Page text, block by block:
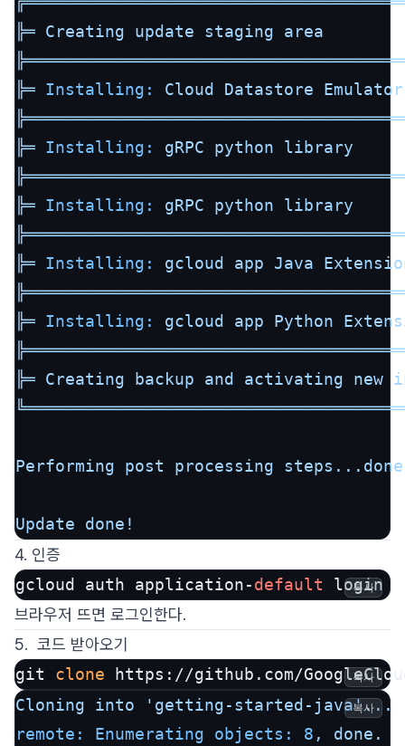
╠═ Creating update staging
area
╠═ Installing: Cloud Datastore
Emulator
╠═ Installing: gRPC python
library
╠═ Installing: gRPC python
library
╠═ Installing: gcloud app Java
╠═ Installing: gcloud app Python
╠═ Creating backup and activating new
Performing post processing
Update done!
4. 인증
gcloud auth application-default login
복사
브라우저 뜨면 로그인한다.
5. 코드 받아오기
git clone https://github.com/ 복사
Cloning into 'getting-started-java'...
remote: Enumerating objects:
8 ,
done.
복사